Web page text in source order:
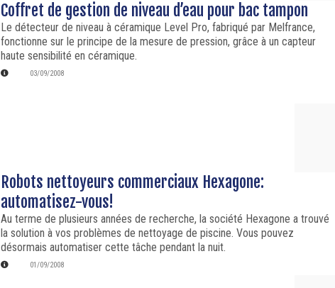
Coffret de gestion de niveau d’eau pour bac tampon
Le détecteur de niveau à céramique Level Pro, fabriqué par Melfrance,
fonctionne sur le principe de la mesure de pression, grâce à un capteur
haute sensibilité en céramique.
03/09/2008
Robots nettoyeurs commerciaux Hexagone:
automatisez-vous!
Au terme de plusieurs années de recherche, la société Hexagone a trouvé
la solution à vos problèmes de nettoyage de piscine. Vous pouvez
désormais automatiser cette tâche pendant la nuit.
01/09/2008